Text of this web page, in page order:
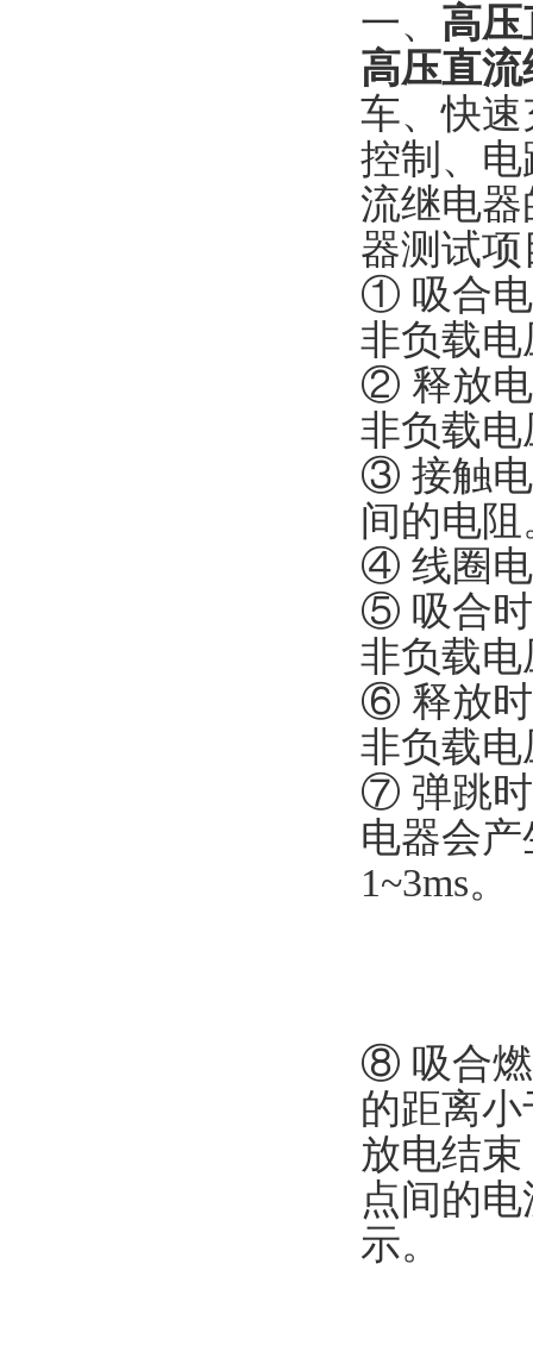
一、 高压
高压直
车、快
控制、电
流继电
器测试
① 吸合电
非负载
② 释放电
非负载
③ 接触电
间的电
④ 线圈电
⑤ 吸合时
非负载
⑥ 释放时
非负载
⑦ 弹跳时
电器会
1~3ms。
⑧ 吸合燃
的距离
放电结
点间的
示。